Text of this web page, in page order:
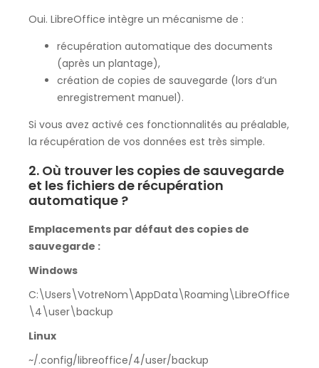
Oui. LibreOffice intègre un mécanisme de :
récupération automatique des documents
(après un plantage),
création de copies de sauvegarde (lors d’un
enregistrement manuel).
Si vous avez activé ces fonctionnalités au préalable,
la récupération de vos données est très simple.
2. Où trouver les copies de sauvegarde
et les fichiers de récupération
automatique ?
Emplacements par défaut des copies de
sauvegarde :
Windows
C:\Users\VotreNom\AppData\Roaming\LibreOffice
\4\user\backup
Linux
~/.config/libreoffice/4/user/backup